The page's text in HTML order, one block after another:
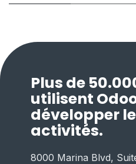
Plus de
utilisent
développer
activités.
8000 Marina Blvd,